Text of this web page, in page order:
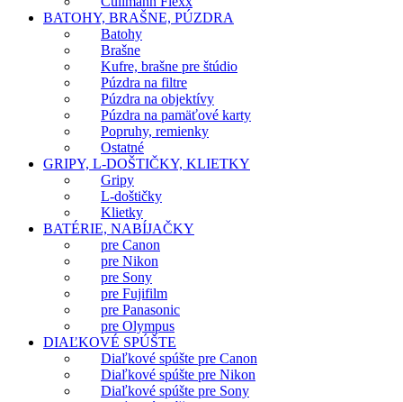
BATOHY, BRAŠNE, PÚZDRA
Batohy
Brašne
Kufre, brašne pre štúdio
Púzdra na filtre
Púzdra na objektívy
Púzdra na pamäťové karty
Popruhy, remienky
Ostatné
GRIPY, L-DOŠTIČKY, KLIETKY
Gripy
L-doštičky
Klietky
BATÉRIE, NABÍJAČKY
pre Canon
pre Nikon
pre Sony
pre Fujifilm
pre Panasonic
pre Olympus
DIAĽKOVÉ SPÚŠTE
Diaľkové spúšte pre Canon
Diaľkové spúšte pre Nikon
Diaľkové spúšte pre Sony